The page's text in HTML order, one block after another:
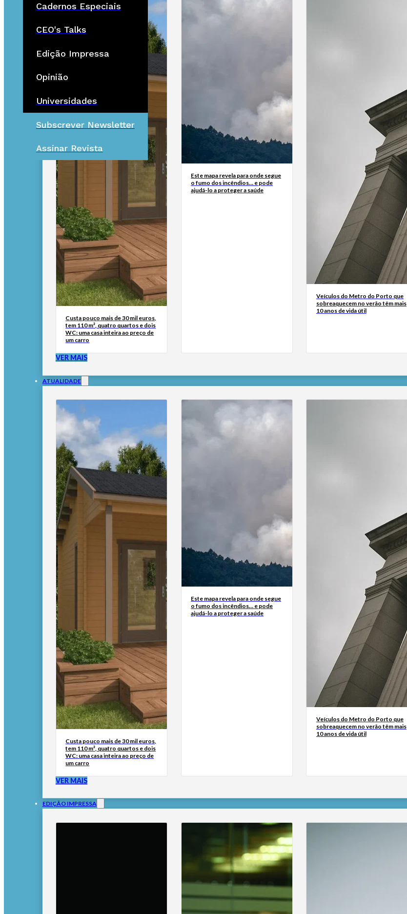
Cadernos Especiais
CEO's Talks
Edição Impressa
Opinião
Universidades
Subscrever Newsletter
Assinar Revista
Custa pouco mais de 30 mil euros,
tem 110 m², quatro quartos e dois
WC: uma casa inteira ao preço de
um carro
Este mapa revela para onde segue
o fumo dos incêndios… e pode
ajudá-lo a proteger a saúde
Veículos do Metro do Porto que
sobreaquecem no verão têm mais
10 anos de vida útil
VER MAIS
ATUALIDADE
Custa pouco mais de 30 mil euros,
tem 110 m², quatro quartos e dois
WC: uma casa inteira ao preço de
um carro
Este mapa revela para onde segue
o fumo dos incêndios… e pode
ajudá-lo a proteger a saúde
Veículos do Metro do Porto que
sobreaquecem no verão têm mais
10 anos de vida útil
VER MAIS
EDIÇÃO IMPRESSA